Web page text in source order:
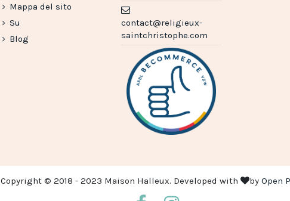
Mappa del sito
Su
Blog
contact@religieux-
saintchristophe.com
Copyright © 2018 - 2023 Maison Halleux. Developed with by Open